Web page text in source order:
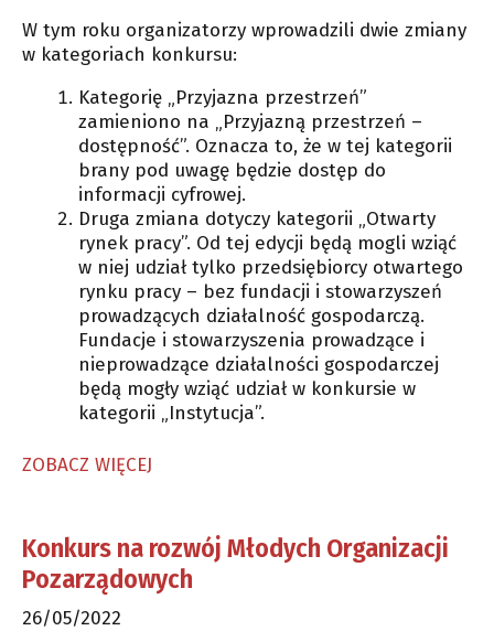
W tym roku organizatorzy wprowadzili dwie zmiany
w kategoriach konkursu:
Kategorię „Przyjazna przestrzeń”
zamieniono na „Przyjazną przestrzeń –
dostępność”. Oznacza to, że w tej kategorii
brany pod uwagę będzie dostęp do
informacji cyfrowej.
Druga zmiana dotyczy kategorii „Otwarty
rynek pracy”. Od tej edycji będą mogli wziąć
w niej udział tylko przedsiębiorcy otwartego
rynku pracy – bez fundacji i stowarzyszeń
prowadzących działalność gospodarczą.
Fundacje i stowarzyszenia prowadzące i
nieprowadzące działalności gospodarczej
będą mogły wziąć udział w konkursie w
kategorii „Instytucja”.
ZOBACZ WIĘCEJ
Konkurs na rozwój Młodych Organizacji
Pozarządowych
26/05/2022